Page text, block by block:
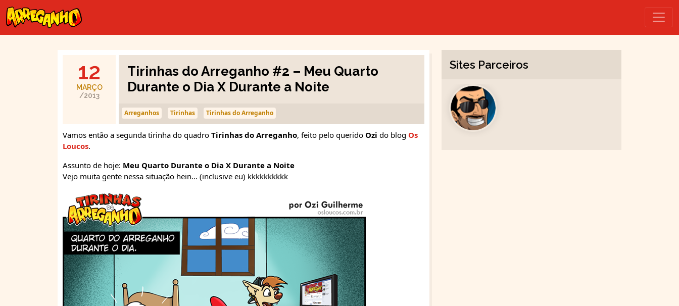
12
MARÇO
/2013
Tirinhas do Arreganho #2 – Meu Quarto
Durante o Dia X Durante a Noite
Arreganhos Tirinhas Tirinhas do Arreganho
Vamos então a segunda tirinha do quadro Tirinhas do Arreganho, feito pelo querido Ozi do blog Os
Loucos.
Assunto de hoje: Meu Quarto Durante o Dia X Durante a Noite
Vejo muita gente nessa situação hein… (inclusive eu) kkkkkkkkkk
Sites Parceiros